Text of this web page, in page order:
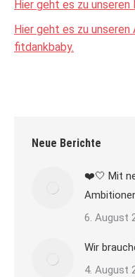
Hier geht es zu
Hier geht es zu
fitdankbaby.
Neue Berichte
❤️🤍 Mit
6. August
Wir
4. August